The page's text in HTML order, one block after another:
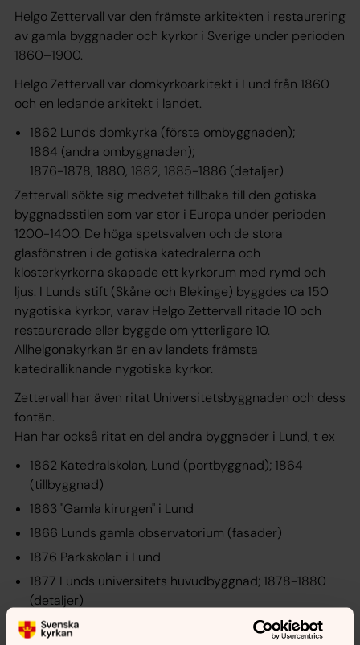
Helgo Zettervall var den främste arkitekten i restaurering
av gamla byggnader och kyrkor i Sverige under perioden
1860–1900.
Helgo Zettervall var domkyrkoarkitekt i Lund från 1860
och en ledande arkitekt i landet.
1862 Lunds domkyrka (första ombyggnaden);
1864 (andra ombyggnaden);
1876-1878, 1880, 1882, 1885-1886 (detaljer)
Zettervall sökte sig medvetet tillbaka till den gotiska
byggnadsstilen som var stor i Europa under perioden
1200-1400. De höga spetsvalven och de stora
glasfönstren i de gotiska katedralerna och
klosterkyrkorna skapade ett kyrkorum med rymd och
ljus. I Lunds stift (Skåne och Blekinge) byggdes ca 150
nygotiska kyrkor, varav Helgo Zettervall ritade 10 och
restaurerade eller byggde om ytterligare 10.
Allhelgonakyrkan är en av landets främsta
katedralliknande nygotiska kyrkor.
Zettervall har även ritat Universitetsbyggnaden och dess
fontän.
Han har också ritat en del andra byggnader i Lund, t ex
1862 Katedralskolan, Lund (portbyggnad); 1864
(tillbyggnad)
1863 "Gamla kirurgen" i Lund
1866 Lunds gamla observatorium (fasader)
1876 Parkskolan i Lund
1877 Lunds universitets huvudbyggnad; 1878-1880
(detaljer)
1877 Kungshuset, Lund (ombyggnad)